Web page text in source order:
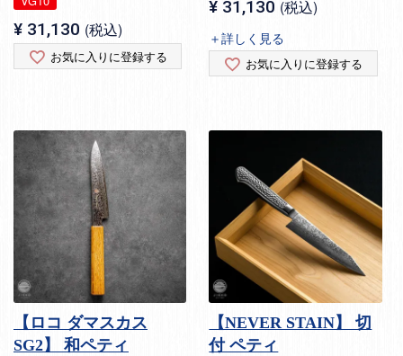
¥ 31,130 税込
お気に入りに登録する
¥ 31,130 税込
＋詳しく見る
お気に入りに登録する
【ロコ ダマスカス
SG2】 和ペティ
【NEVER STAIN】 切
付 ペティ